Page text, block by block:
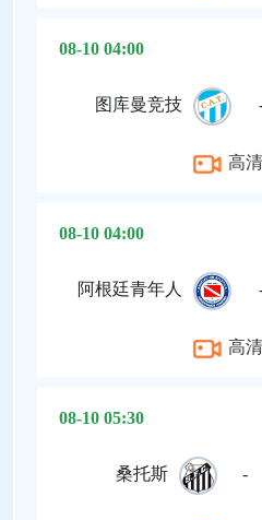
08-10 04:00
图库曼竞技
高
08-10 04:00
阿根廷青年人
高
08-10 05:30
桑托斯 -